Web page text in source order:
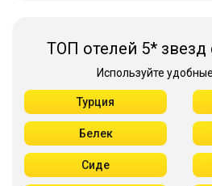
ТОП отелей 5* звезд
Используйте
Турция
Белек
Сиде